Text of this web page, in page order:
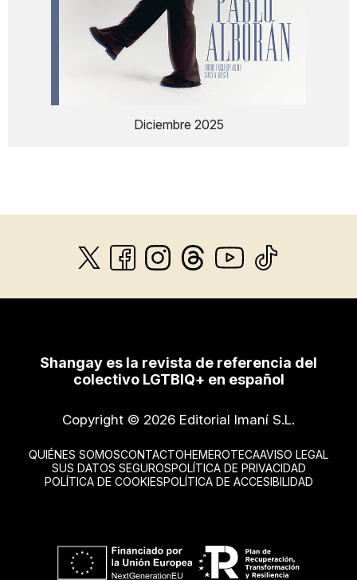
Diciembre 2025
Shangay es la revista de referencia del
colectivo LGTBIQ+ en español
Copyright © 2026 Editorial Imaní S.L.
QUIÉNES SOMOSCONTACTOHEMEROTECAAVISO LEGAL
SUS DATOS SEGUROSPOLÍTICA DE PRIVACIDAD
POLÍTICA DE COOKIESPOLÍTICA DE ACCESIBILIDAD